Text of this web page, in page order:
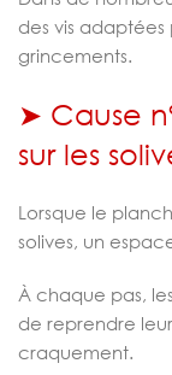
des vis
grincements.
➤ Cause
sur les
Lorsque le
solives, un
À chaque pas,
de reprendre
craquement.